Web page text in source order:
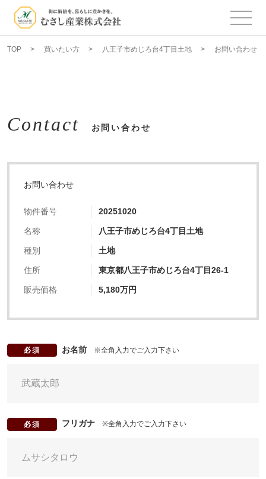
TOP 買いたい方 八王子市めじろ台4丁目土地 お問い合わせ
Contact お問い合わせ
お問い合わせ
物件番号 20251020
名称 八王子市めじろ台4丁目土地
種別 土地
住所 東京都八王子市めじろ台4丁目26-1
販売価格 5,180万円
必須 お名前 ※全角入力でご入力下さい
必須 フリガナ ※全角入力でご入力下さい